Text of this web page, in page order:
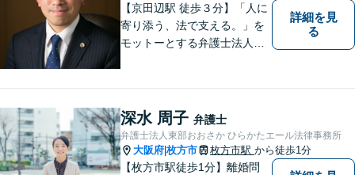
【京田辺駅 徒歩３分】「人に
寄り添う、法で支える。」を
モットーとする弁護士法人で
詳細を見
る
深水 周子 弁護士
弁護士法人東部おおさか ひらかたエール法律事務所
大阪府 枚方市 枚方市駅 から徒歩1分
【枚方市駅徒歩1分】離婚問